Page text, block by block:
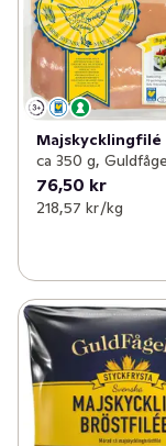
Majskycklingfilé
ca 350 g,
76,50 kr
218,57 kr /kg